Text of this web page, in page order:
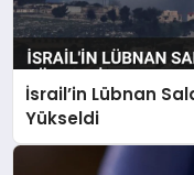
İsrail’in Lübnan
Yükseldi